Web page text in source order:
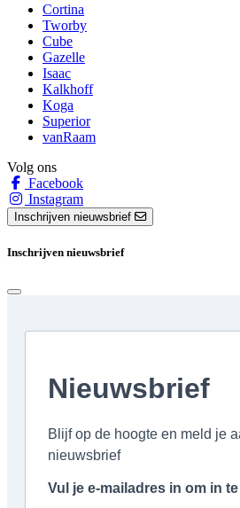
Cortina
Tworby
Cube
Gazelle
Isaac
Kalkhoff
Koga
Superior
vanRaam
Volg ons
Facebook
Instagram
Inschrijven nieuwsbrief
Inschrijven nieuwsbrief